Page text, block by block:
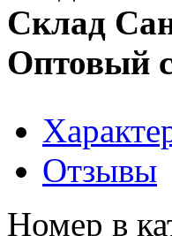
Склад
Оптовый
Отзывы
Номер в